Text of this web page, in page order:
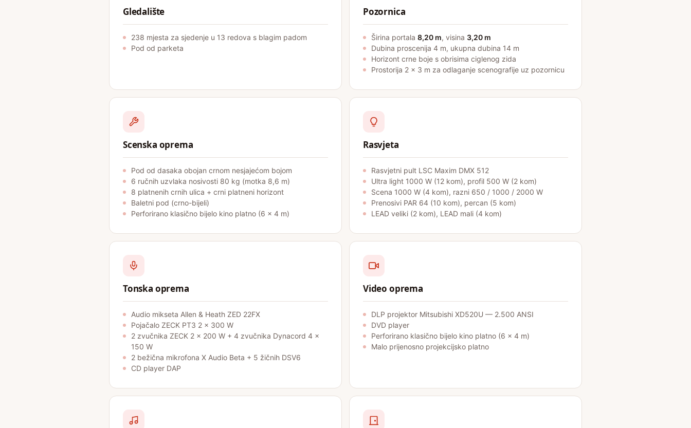
Gledalište
238 mjesta za sjedenje u 13 redova s blagim padom
Pod od parketa
Pozornica
Širina portala 8,20 m, visina 3,20 m
Dubina proscenija 4 m, ukupna dubina 14 m
Horizont crne boje s obrisima ciglenog zida
Prostorija 2 × 3 m za odlaganje scenografije uz pozornicu
Scenska oprema
Pod od dasaka obojan crnom nesjajećom bojom
6 ručnih uzvlaka nosivosti 80 kg (motka 8,6 m)
8 platnenih crnih ulica + crni platneni horizont
Baletni pod (crno-bijeli)
Perforirano klasično bijelo kino platno (6 × 4 m)
Rasvjeta
Rasvjetni pult LSC Maxim DMX 512
Ultra light 1000 W (12 kom), profil 500 W (2 kom)
Scena 1000 W (4 kom), razni 650 / 1000 / 2000 W
Prenosivi PAR 64 (10 kom), percan (5 kom)
LEAD veliki (2 kom), LEAD mali (4 kom)
Tonska oprema
Audio mikseta Allen & Heath ZED 22FX
Pojačalo ZECK PT3 2 × 300 W
2 zvučnika ZECK 2 × 200 W + 4 zvučnika Dynacord 4 ×
150 W
2 bežična mikrofona X Audio Beta + 5 žičnih DSV6
CD player DAP
Video oprema
DLP projektor Mitsubishi XD520U — 2.500 ANSI
DVD player
Perforirano klasično bijelo kino platno (6 × 4 m)
Malo prijenosno projekcijsko platno